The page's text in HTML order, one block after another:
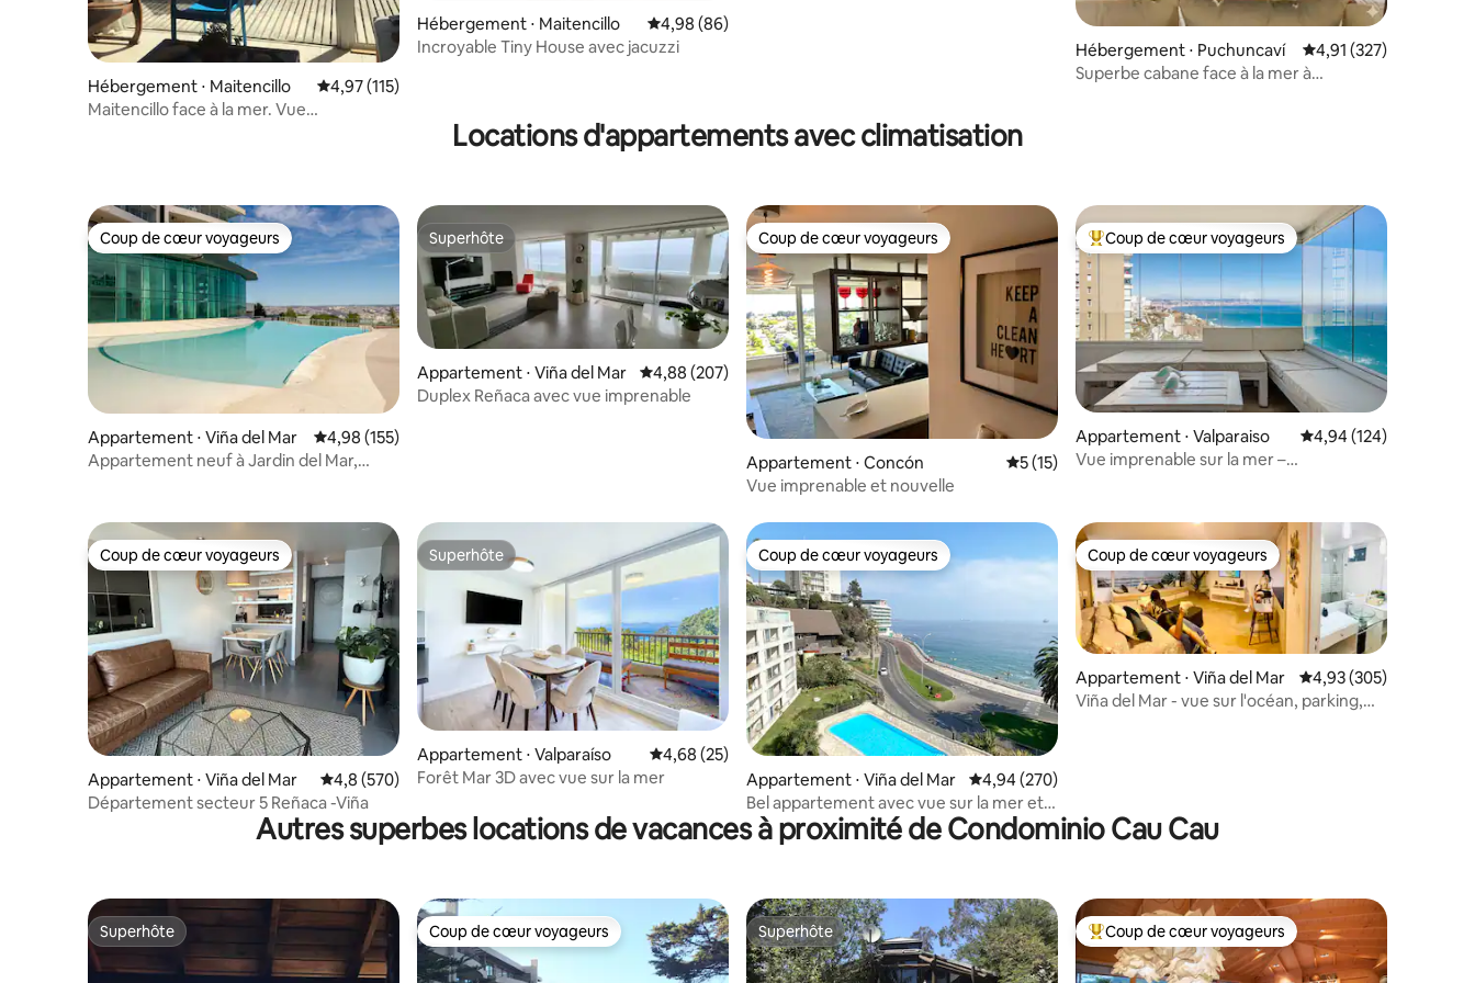
Hébergement ⋅ Maitencillo Évaluation moyenne sur la base de 115 commentaires : 4,97 sur 5
4,97 (115)
Maitencillo face à la mer. Vue
Hébergement ⋅ Maitencillo Évaluation moyenne sur la base de 86 commentaires : 4,98 sur 5
4,98 (86)
Incroyable Tiny House avec jacuzzi
Hébergement ⋅ Puchuncaví Évaluation moyenne
4,91 (327)
Superbe cabane face à la mer à
Locations d'appartements avec climatisation
Coup de cœur voyageurs
Coup de cœur voyageurs
Appartement ⋅ Viña del Mar Évaluation moyenne sur la base de 155 commentaires : 4,98 sur 5
4,98 (155)
Appartement neuf à Jardin del Mar,
Superhôte
Superhôte
Appartement ⋅ Viña del Mar Évaluation moyenne sur la base de 207 commentaires : 4,88 sur 5
4,88 (207)
Duplex Reñaca avec vue imprenable
Coup de cœur voyageurs
Coup de cœur voyageurs
Appartement ⋅ Concón Évaluation moyenne sur la base de 15 commentaires : 5 sur 5
5 (15)
Vue imprenable et nouvelle
Coups de cœur voyageurs les plus appréciés
Coup de cœur voyageurs
Appartement ⋅ Valparaiso Évaluation moyenne
4,94 (124)
Vue imprenable sur la mer –
Coup de cœur voyageurs
Coup de cœur voyageurs
Appartement ⋅ Viña del Mar Évaluation moyenne sur la base de 570 commentaires : 4,8 sur 5
4,8 (570)
Département secteur 5 Reñaca -Viña
Superhôte
Superhôte
Appartement ⋅ Valparaíso Évaluation moyenne sur la base de 25 commentaires : 4,68 sur 5
4,68 (25)
Forêt Mar 3D avec vue sur la mer
Coup de cœur voyageurs
Coup de cœur voyageurs
Appartement ⋅ Viña del Mar Évaluation moyenne sur la base de 270 commentaires : 4,94 sur 5
4,94 (270)
Bel appartement avec vue sur la mer et
piscine.
Coup de cœur voyageurs
Coup de cœur voyageurs
Appartement ⋅ Viña del Mar Évaluation moyenne
4,93 (305)
Viña del Mar - vue sur l'océan, parking,
Autres superbes locations de vacances à proximité de Condominio Cau Cau
Superhôte
Superhôte Coup de cœur voyageurs
Coup de cœur voyageurs Superhôte
Superhôte Coups de cœur voyageurs les plus appréciés
Coup de cœur voyageurs